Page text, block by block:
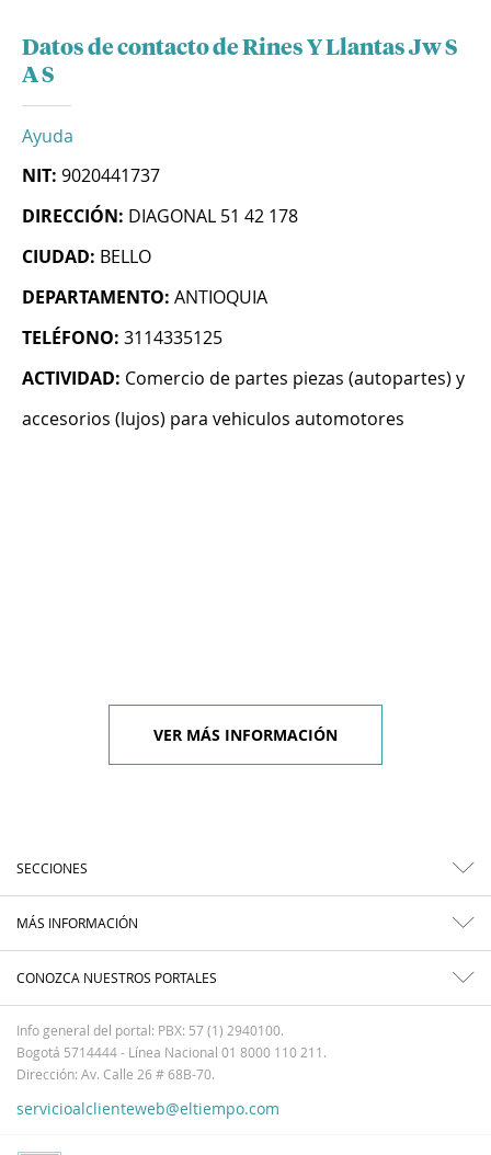
Datos de contacto de Rines Y Llantas Jw S
A S
Ayuda
NIT: 9020441737
DIRECCIÓN: DIAGONAL 51 42 178
CIUDAD: BELLO
DEPARTAMENTO: ANTIOQUIA
TELÉFONO: 3114335125
ACTIVIDAD: Comercio de partes piezas (autopartes) y
accesorios (lujos) para vehiculos automotores
VER MÁS INFORMACIÓN
SECCIONES
MÁS INFORMACIÓN
CONOZCA NUESTROS PORTALES
Info general del portal: PBX: 57 (1) 2940100.
Bogotá 5714444 - Línea Nacional 01 8000 110 211.
Dirección: Av. Calle 26 # 68B-70.
servicioalclienteweb@eltiempo.com